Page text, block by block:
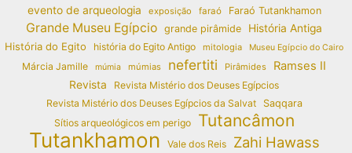
evento de arqueologia exposição faraó Faraó Tutankhamon
Grande Museu Egípcio grande pirâmide
História Antiga
História do Egito
história do Egito Antigo mitologia Museu Egípcio do Cairo
Márcia Jamille múmia múmias nefertiti Pirâmides Ramses II
Revista
Revista Mistério dos Deuses Egípcios
Revista Mistério dos Deuses Egípcios da Salvat
Saqqara
Sítios arqueológicos em perigo
Tutancâmon
Tutankhamon Vale dos Reis Zahi Hawass